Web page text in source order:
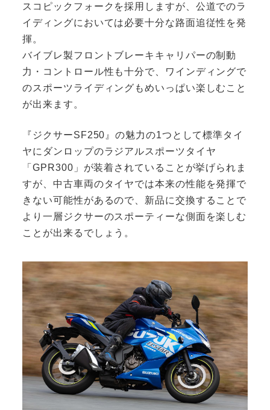
スコピックフォークを採用しますが、公道でのラ
イディングにおいては必要十分な路面追従性を発
揮。
バイブレ製フロントブレーキキャリパーの制動
力・コントロール性も十分で、ワインディングで
のスポーツライディングもめいっぱい楽しむこと
が出来ます。
『ジクサーSF250』の魅力の1つとして標準タイ
ヤにダンロップのラジアルスポーツタイヤ
「GPR300」が装着されていることが挙げられま
すが、中古車両のタイヤでは本来の性能を発揮で
きない可能性があるので、新品に交換することで
より一層ジクサーのスポーティーな側面を楽しむ
ことが出来るでしょう。